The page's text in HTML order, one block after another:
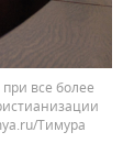
все более
Тимура